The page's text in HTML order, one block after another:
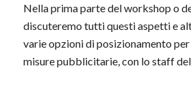
Nella prima parte del workshop o
discuteremo tutti questi aspetti e
varie opzioni di posizionamento
misure pubblicitarie, con lo staff